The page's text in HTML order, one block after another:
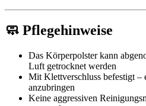
🧼 Pflegehinweise
Das Körperpolster kann
Luft getrocknet werden
Mit Klettverschluss befestigt –
anzubringen
Keine aggressiven